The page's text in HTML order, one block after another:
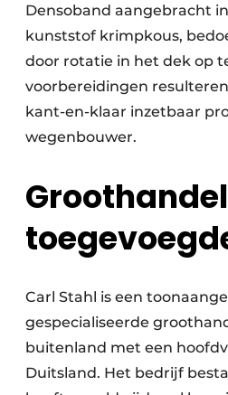
Densoband aangebracht
kunststof krimpkous,
door rotatie in het dek op
voorbereidingen
kant-en-klaar inzetbaar
wegenbouwer.
Carl Stahl is een
gespecialiseerde
buitenland met een
Duitsland. Het bedrijf